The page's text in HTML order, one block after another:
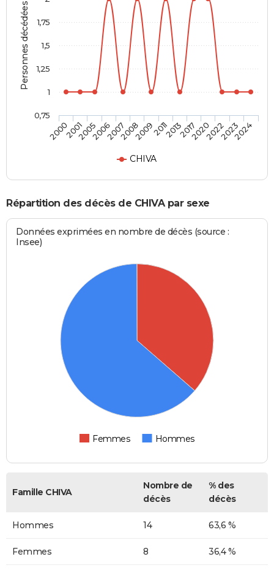
Personnes décédées
CHIVA
20002001200520062007200820092011201320172020202220232024
0,75
1
1,25
1,5
1,75
Répartition des décès de CHIVA par sexe
Données exprimées en nombre de décès (source :
Insee)
Femmes Hommes
Famille CHIVA
Nombre de
décès
% des
décès
Hommes 14 63,6 %
Femmes 8 36,4 %